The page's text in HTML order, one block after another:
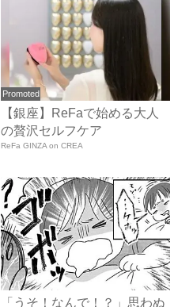
Promoted
【銀座】ReFaで始める大人
の贅沢セルフケア
ReFa GINZA on CREA
「うそ！なんで！？」思わぬ